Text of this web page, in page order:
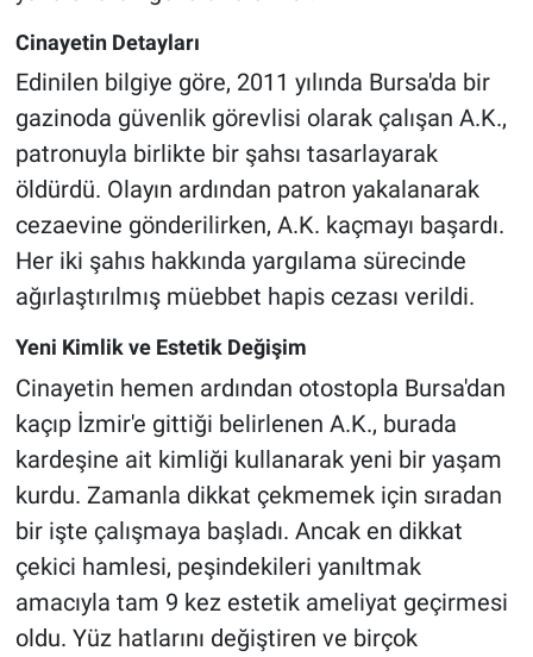
Cinayetin Detayları
Edinilen bilgiye göre, 2011 yılında Bursa'da bir
gazinoda güvenlik görevlisi olarak çalışan A.K.,
patronuyla birlikte bir şahsı tasarlayarak
öldürdü. Olayın ardından patron yakalanarak
cezaevine gönderilirken, A.K. kaçmayı başardı.
Her iki şahıs hakkında yargılama sürecinde
ağırlaştırılmış müebbet hapis cezası verildi.
Yeni Kimlik ve Estetik Değişim
Cinayetin hemen ardından otostopla Bursa'dan
kaçıp İzmir'e gittiği belirlenen A.K., burada
kardeşine ait kimliği kullanarak yeni bir yaşam
kurdu. Zamanla dikkat çekmemek için sıradan
bir işte çalışmaya başladı. Ancak en dikkat
çekici hamlesi, peşindekileri yanıltmak
amacıyla tam 9 kez estetik ameliyat geçirmesi
oldu. Yüz hatlarını değiştiren ve birçok